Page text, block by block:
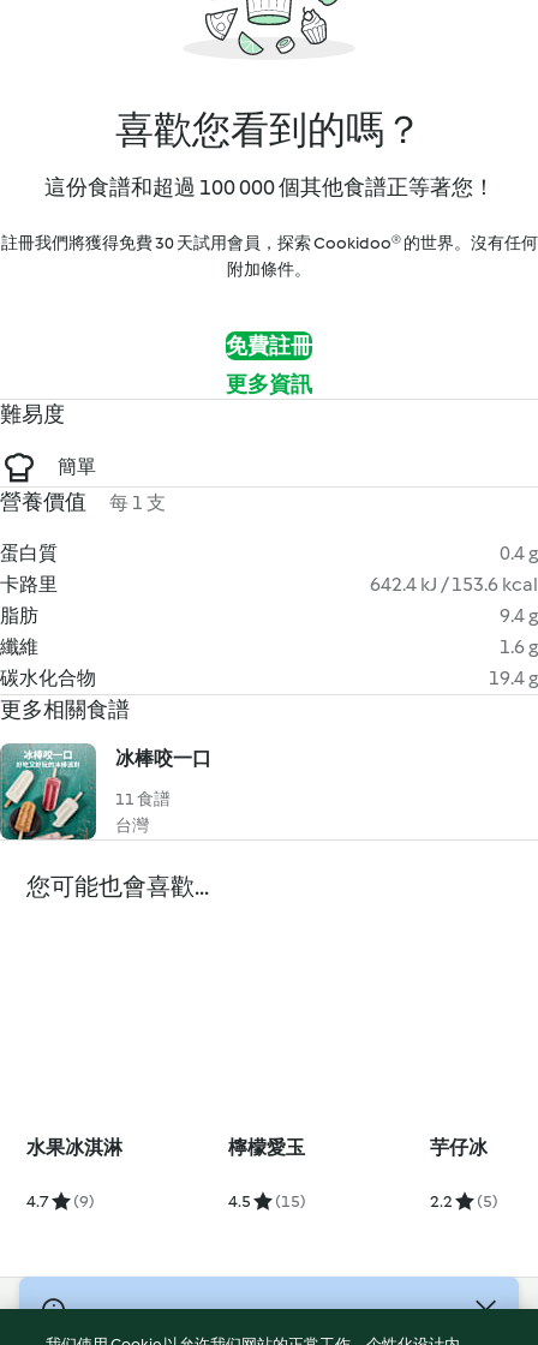
喜歡您看到的嗎？
這份食譜和超過 100 000 個其他食譜正等著您！
註冊我們將獲得免費 30 天試用會員，探索 Cookidoo® 的世界。沒有任何
附加條件。
免費註冊
更多資訊
難易度
簡單
營養價值 每 1 支
蛋白質
0.4 g
卡路里
642.4 kJ / 153.6 kcal
脂肪
9.4 g
纖維
1.6 g
碳水化合物
19.4 g
更多相關食譜
冰棒咬一口
11 食譜
台灣
您可能也會喜歡...
水果冰淇淋
4.7 (9)
檸檬愛玉
4.5 (15)
芋仔冰
2.2 (5)